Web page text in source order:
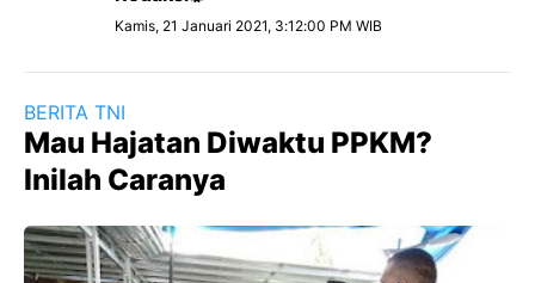
Kamis, 21 Januari 2021, 3:12:00 PM WIB
BERITA TNI
Mau Hajatan Diwaktu PPKM?
Inilah Caranya